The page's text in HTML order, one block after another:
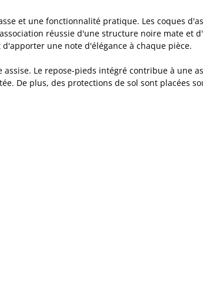
et une fonctionnalité pratique. Les coques
réussie d'une structure noire mate et
une note d'élégance à chaque pièce.
Le repose-pieds intégré contribue à une
De plus, des protections de sol sont placées